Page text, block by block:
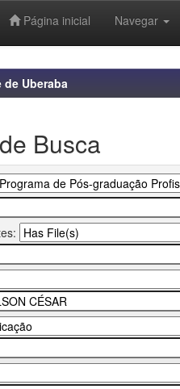
Página inicial Navegar
de Uberaba
Busca